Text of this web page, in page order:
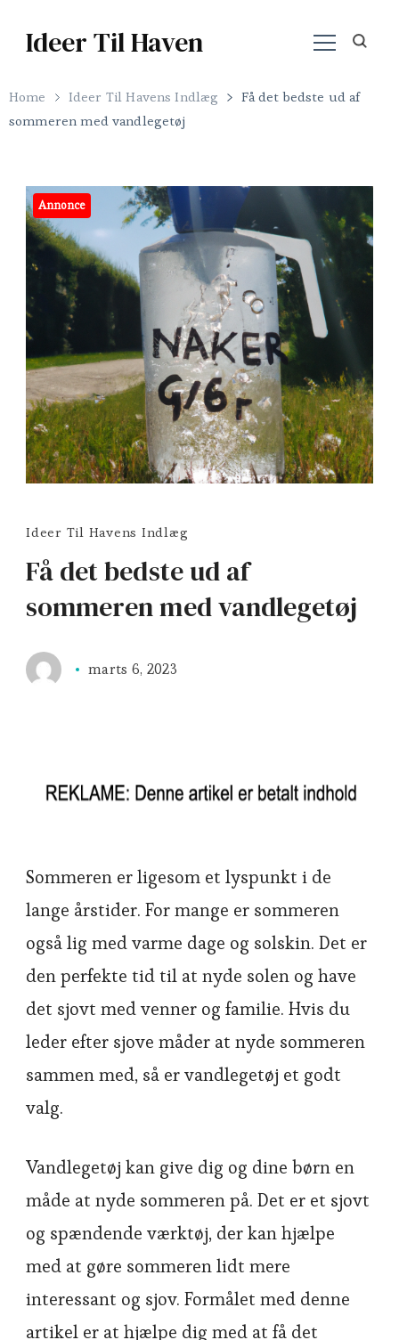
Ideer Til Haven
Home Ideer Til Havens Indlæg
Få det bedste ud af
sommeren med vandlegetøj
Annonce
Ideer Til Havens Indlæg
Få det bedste ud af
sommeren med vandlegetøj
marts 6, 2023
Sommeren er ligesom et lyspunkt i de
lange årstider. For mange er sommeren
også lig med varme dage og solskin. Det er
den perfekte tid til at nyde solen og have
det sjovt med venner og familie. Hvis du
leder efter sjove måder at nyde sommeren
sammen med, så er vandlegetøj et godt
valg.
Vandlegetøj kan give dig og dine børn en
måde at nyde sommeren på. Det er et sjovt
og spændende værktøj, der kan hjælpe
med at gøre sommeren lidt mere
interessant og sjov. Formålet med denne
artikel er at hjælpe dig med at få det